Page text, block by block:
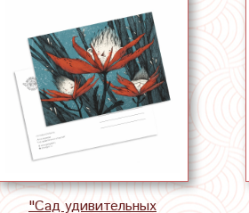
"Сад удивительных